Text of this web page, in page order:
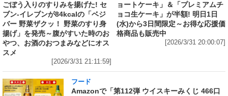
ごぼう入りのすりみを揚げた! セ
ブン‐イレブンが84kcalの「ベジ
バー 野菜ザクッ！ 野菜のすり身
揚げ」を発売～腹がすいた時のお
やつ、お酒のおつまみなどにオス
スメ
[2026/3/31 21:11:59]
ョートケーキ」＆「プレミアムチ
ョコ生ケーキ」が半額! 明日1日
(水)から3日間限定～お得な応援価
格商品も販売中
[2026/3/31 20:00:07]
フード
Amazonで「第112弾 ウイスキーみくじ 466口